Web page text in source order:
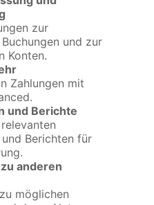
zur
und zur
Konten.
Zahlungen mit
und Berichte
Berichten für
anderen
möglichen